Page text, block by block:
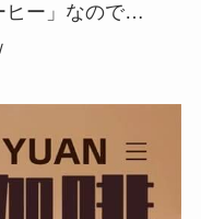
ヒー」なので…